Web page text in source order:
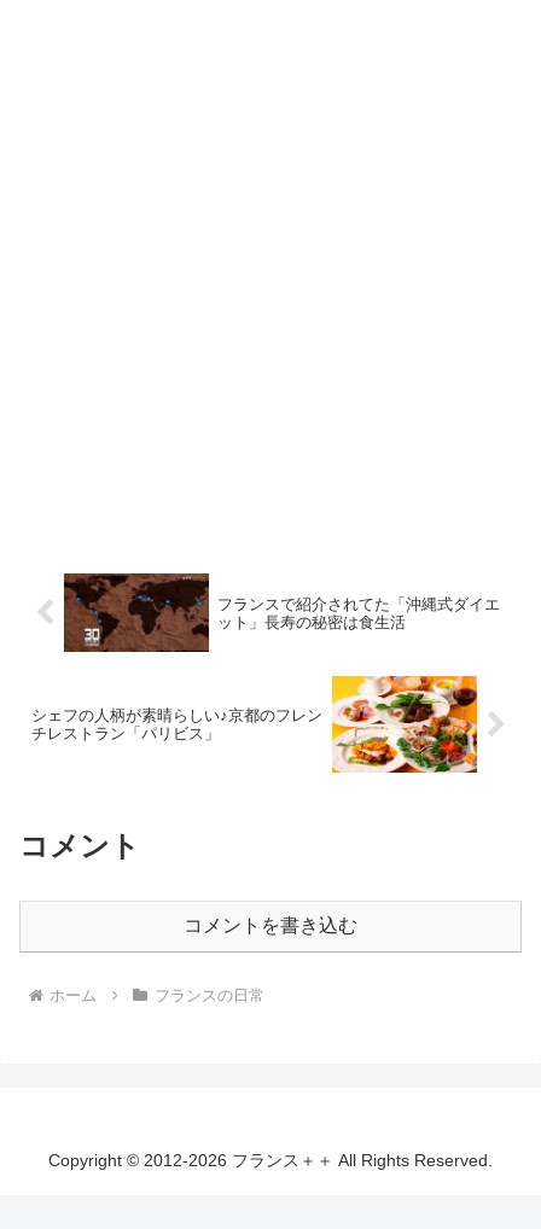
フランスで紹介されてた「沖縄式ダイエ
ット」長寿の秘密は食生活
シェフの人柄が素晴らしい♪京都のフレン
チレストラン「パリビス」
コメント
コメントを書き込む
ホーム フランスの日常
Copyright © 2012-2026 フランス＋＋ All Rights Reserved.